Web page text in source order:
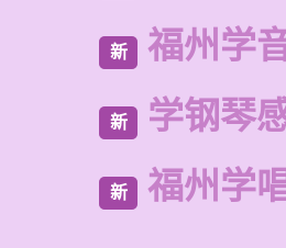
新 福州学
新 学钢琴
新 福州学